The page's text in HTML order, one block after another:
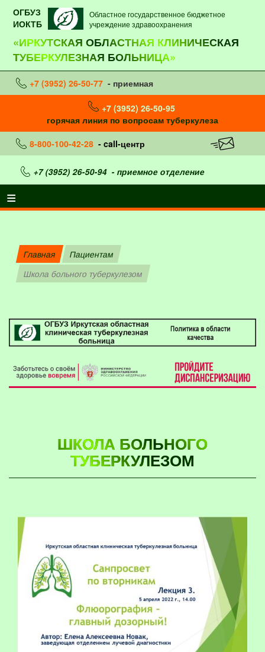
ОГБУЗ
ИОКТБ
Областное государственное бюджетное
учреждение здравоохранения
«ИРКУТСКАЯ ОБЛАСТНАЯ КЛИНИЧЕСКАЯ
ТУБЕРКУЛЕЗНАЯ БОЛЬНИЦА»
+7 (3952) 26-50-77 - приемная
+7 (3952) 26-50-95
горячая линия по вопросам туберкулеза
8-800-100-42-28 - call-центр
+7 (3952) 26-50-94- приемное отделение
Главная
Пациентам
Школа больного туберкулезом
ШКОЛА БОЛЬНОГО
ТУБЕРКУЛЕЗОМ